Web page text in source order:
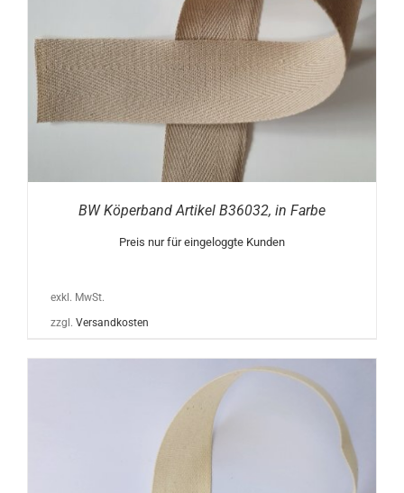
BW Köperband Artikel B36032, in Farbe
Preis nur für eingeloggte Kunden
exkl. MwSt.
zzgl. Versandkosten